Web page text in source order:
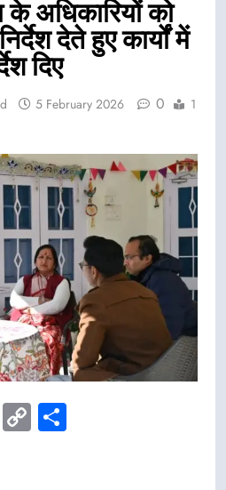
के अधिकारियों को
देते हुए कार्यों में
दिए
5 February 2026 0
1
Telegram
Copy